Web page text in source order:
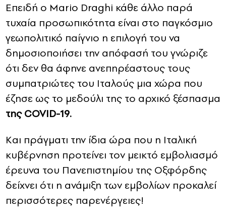
Επειδή ο Μario Draghi κάθε άλλο παρά
τυχαία προσωπικότητα είναι στο παγκόσμιο
γεωπολιτικό παίγνιο η επιλογή του να
δημοσιοποιήσει την απόφασή του γνώριζε
ότι δεν θα άφηνε ανεπηρέαστους τους
συμπατριώτες του Ιταλούς μια χώρα που
έζησε ως το μεδούλι της το αρχικό ξέσπασμα
της COVID-19.
Kαι πράγματι την ίδια ώρα που η Ιταλική
κυβέρνηση προτείνει τον μεικτό εμβολιασμό
έρευνα του Πανεπιστημίου της Οξφόρδης
δείχνει ότι η ανάμιξη των εμβολίων προκαλεί
περισσότερες παρενέργειες!